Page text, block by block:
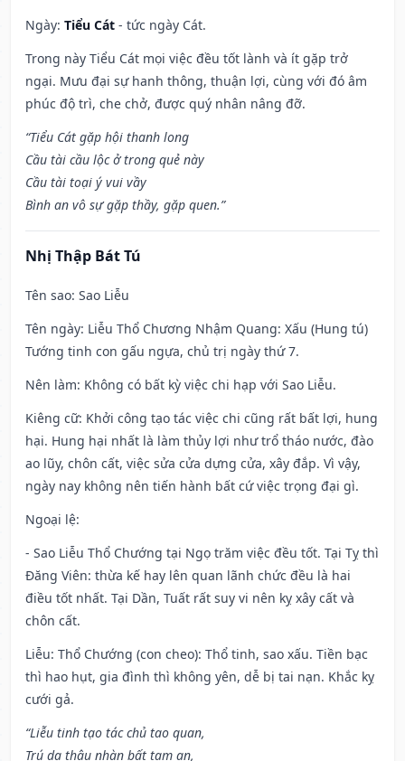
Ngày: Tiểu Cát - tức ngày Cát.
Trong này Tiểu Cát mọi việc đều tốt lành và ít gặp trở
ngại. Mưu đại sự hanh thông, thuận lợi, cùng với đó âm
phúc độ trì, che chở, được quý nhân nâng đỡ.
“Tiểu Cát gặp hội thanh long
Cầu tài cầu lộc ở trong quẻ này
Cầu tài toại ý vui vầy
Bình an vô sự gặp thầy, gặp quen.”
Nhị Thập Bát Tú
Tên sao: Sao Liễu
Tên ngày: Liễu Thổ Chương Nhậm Quang: Xấu (Hung tú)
Tướng tinh con gấu ngựa, chủ trị ngày thứ 7.
Nên làm: Không có bất kỳ việc chi hạp với Sao Liễu.
Kiêng cữ: Khởi công tạo tác việc chi cũng rất bất lợi, hung
hại. Hung hại nhất là làm thủy lợi như trổ tháo nước, đào
ao lũy, chôn cất, việc sửa cửa dựng cửa, xây đắp. Vì vậy,
ngày nay không nên tiến hành bất cứ việc trọng đại gì.
Ngoại lệ:
- Sao Liễu Thổ Chướng tại Ngọ trăm việc đều tốt. Tại Tỵ thì
Đăng Viên: thừa kế hay lên quan lãnh chức đều là hai
điều tốt nhất. Tại Dần, Tuất rất suy vi nên kỵ xây cất và
chôn cất.
Liễu: Thổ Chướng (con cheo): Thổ tinh, sao xấu. Tiền bạc
thì hao hụt, gia đình thì không yên, dễ bị tai nạn. Khắc kỵ
cưới gả.
“Liễu tinh tạo tác chủ tao quan,
Trú dạ thâu nhàn bất tạm an,